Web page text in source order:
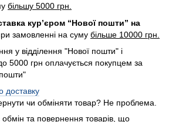
більшу 5000 грн.
кур’єром “Нової пошти” на
замовленні на суму більше 10000 грн.
у відділення "Нової пошти" і
5000 грн оплачується покупцем за
доставку
чи обміняти товар? Не проблема.
обмін та повернення товарів, що